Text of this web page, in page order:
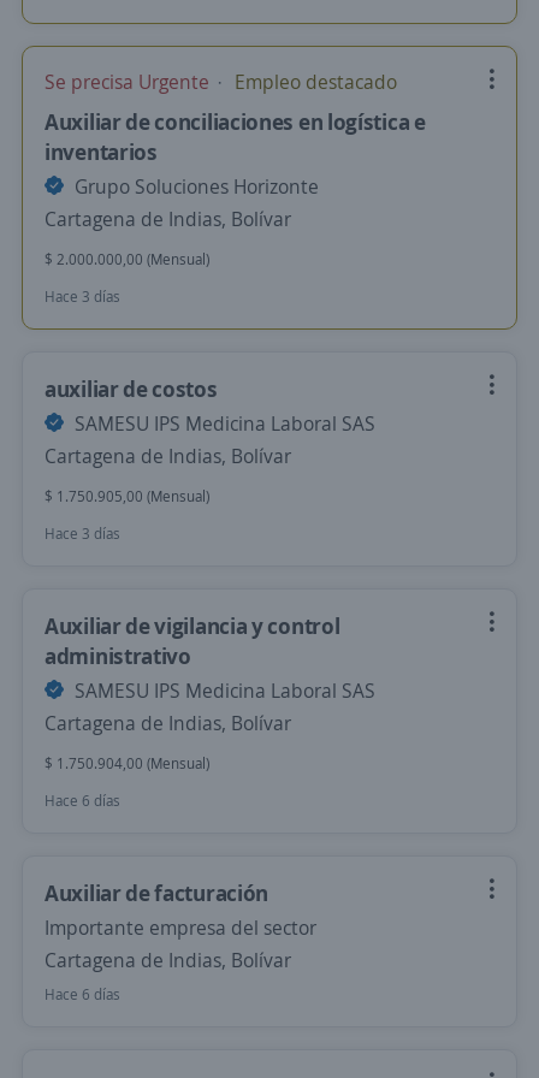
Se precisa Urgente Empleo destacado
Auxiliar de conciliaciones en logística e
inventarios
Grupo Soluciones Horizonte
Cartagena de Indias, Bolívar
$ 2.000.000,00 (Mensual)
Hace 3 días
auxiliar de costos
SAMESU IPS Medicina Laboral SAS
Cartagena de Indias, Bolívar
$ 1.750.905,00 (Mensual)
Hace 3 días
Auxiliar de vigilancia y control
administrativo
SAMESU IPS Medicina Laboral SAS
Cartagena de Indias, Bolívar
$ 1.750.904,00 (Mensual)
Hace 6 días
Auxiliar de facturación
Importante empresa del sector
Cartagena de Indias, Bolívar
Hace 6 días